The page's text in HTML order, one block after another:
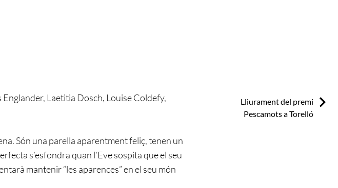
Laetitia Dosch, Louise Coldefy,
Són una parella aparentment feliç, tenen un
s’esfondra quan l’Eve sospita que el seu
mantenir “les aparences” en el seu món
Next:
Lliurament del premi
Pescamots a Torelló